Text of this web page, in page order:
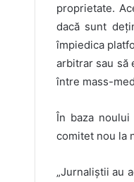
proprietate.
dacă sunt
împiedica
arbitrar sau să
între mass-
În baza
comitet nou la
„Jurnaliștii au